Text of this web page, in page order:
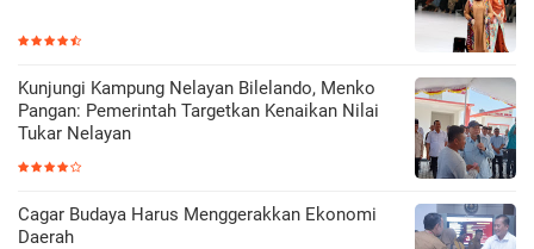
Kunjungi Kampung Nelayan Bilelando, Menko
Pangan: Pemerintah Targetkan Kenaikan Nilai
Tukar Nelayan
Cagar Budaya Harus Menggerakkan Ekonomi
Daerah